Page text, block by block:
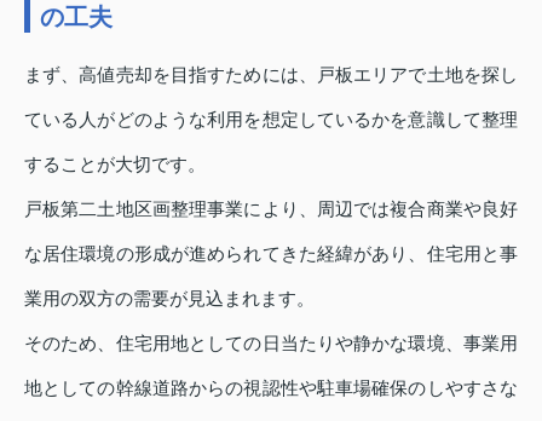
の工夫
まず、高値売却を目指すためには、戸板エリアで土地を探し
ている人がどのような利用を想定しているかを意識して整理
することが大切です。
戸板第二土地区画整理事業により、周辺では複合商業や良好
な居住環境の形成が進められてきた経緯があり、住宅用と事
業用の双方の需要が見込まれます。
そのため、住宅用地としての日当たりや静かな環境、事業用
地としての幹線道路からの視認性や駐車場確保のしやすさな